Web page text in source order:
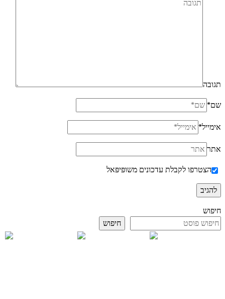
תגובה
שם*
אימייל*
אתר
הצטרפו לקבלת עדכונים משופּיפּאל
חיפוש
חיפוש